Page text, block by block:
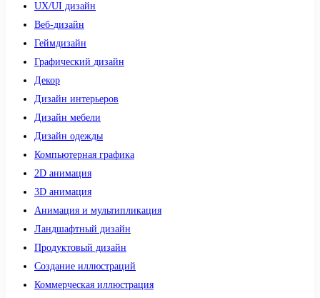
UX/UI дизайн
Веб-дизайн
Геймдизайн
Графический дизайн
Декор
Дизайн интерьеров
Дизайн мебели
Дизайн одежды
Компьютерная графика
2D анимация
3D анимация
Анимация и мультипликация
Ландшафтный дизайн
Продуктовый дизайн
Создание иллюстраций
Коммерческая иллюстрация